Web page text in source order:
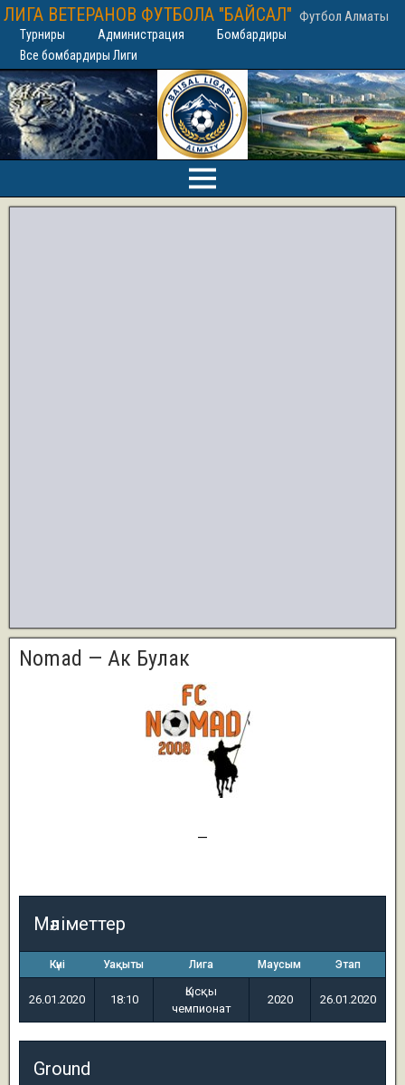
ЛИГА ВЕТЕРАНОВ ФУТБОЛА "БАЙСАЛ" Футбол Алматы
Турниры Администрация
Бомбардиры
Все бомбардиры Лиги
Nomad — Ак Булак
—
Мәліметтер
Күні Уақыты Лига Маусым Этап
26.01.2020 18:10
Қысқы
чемпионат
2020 26.01.2020
Ground